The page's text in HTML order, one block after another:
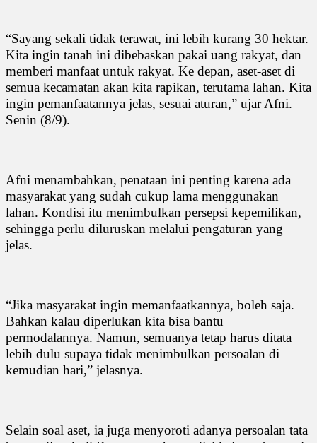
“Sayang sekali tidak terawat, ini lebih kurang 30 hektar.
Kita ingin tanah ini dibebaskan pakai uang rakyat, dan
memberi manfaat untuk rakyat. Ke depan, aset-aset di
semua kecamatan akan kita rapikan, terutama lahan. Kita
ingin pemanfaatannya jelas, sesuai aturan,” ujar Afni.
Senin (8/9).
Afni menambahkan, penataan ini penting karena ada
masyarakat yang sudah cukup lama menggunakan
lahan. Kondisi itu menimbulkan persepsi kepemilikan,
sehingga perlu diluruskan melalui pengaturan yang
jelas.
“Jika masyarakat ingin memanfaatkannya, boleh saja.
Bahkan kalau diperlukan kita bisa bantu
permodalannya. Namun, semuanya tetap harus ditata
lebih dulu supaya tidak menimbulkan persoalan di
kemudian hari,” jelasnya.
Selain soal aset, ia juga menyoroti adanya persoalan tata